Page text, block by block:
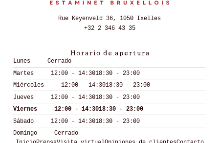
Rue Keyenveld 36, 1050 Ixelles
+32 2 346 43 35
Horario de apertura
Lunes
Cerrado
Martes
12:00 - 14:3018:30 - 23:00
Miércoles
12:00 - 14:3018:30 - 23:00
Jueves
12:00 - 14:3018:30 - 23:00
Viernes
12:00 - 14:3018:30 - 23:00
Sábado
12:00 - 14:3018:30 - 23:00
Domingo
Cerrado